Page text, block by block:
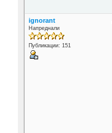
ignorant
Напреднали
Публикации: 151